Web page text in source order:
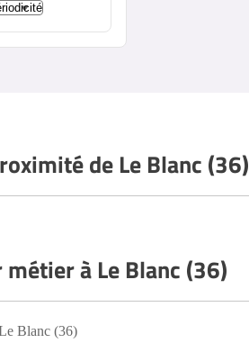
de Le Blanc (36)
à Le Blanc (36)
Blanc (36)